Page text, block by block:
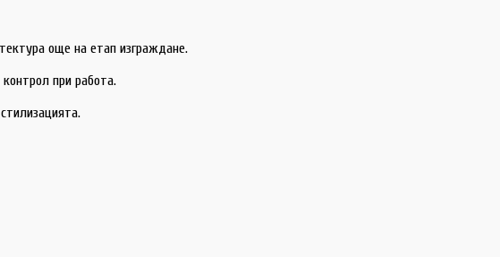
още на етап изграждане.
при работа.